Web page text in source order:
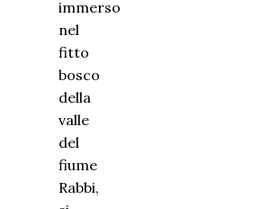
immerso
nel
fitto
bosco
della
valle
del
fiume
Rabbi,